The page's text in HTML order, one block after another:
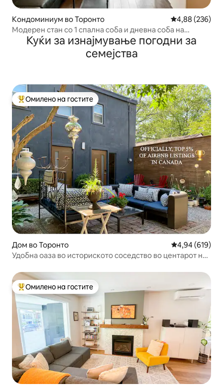
Кондоминиум во Торонто Просечна
4,88 (236)
Модерен стан со 1 спална соба и дневна соба на
неколку чекори од CN Tower и езерото
Куќи за изнајмување погодни за
семејства
Меѓу најуспешните „Омилени на гостите“
Омилено на гостите
Дом во Торонто Просечна
4,94 (619)
Удобна оаза во историското соседство во центарот на
Меѓу најуспешните „Омилени на гостите“
Омилено на гостите